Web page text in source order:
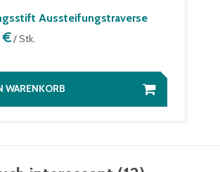
Aussteifungstraverse
€/ Stk.
WARENKORB